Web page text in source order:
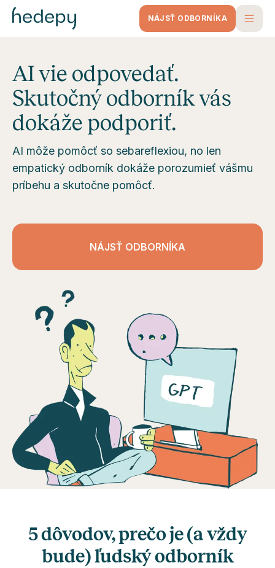
NÁJSŤ ODBORNÍKA
AI vie odpovedať.
Skutočný odborník vás
dokáže podporiť.
AI môže pomôcť so sebareflexiou, no len
empatický odborník dokáže porozumieť vášmu
príbehu a skutočne pomôcť.
NÁJSŤ ODBORNÍKA
5 dôvodov, prečo je (a vždy
bude) ľudský odborník